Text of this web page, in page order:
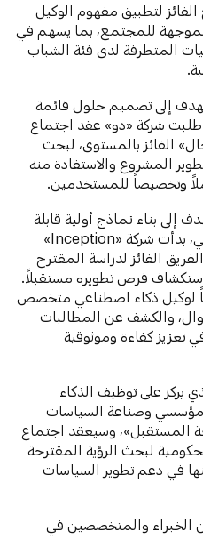
لتطبيق مفهوم الوكيل
للمجتمع، بما يسهم في
المتطرفة لدى فئة الشباب
إلى تصميم حلول قائمة
طلبت شركة «دو» عقد اجتماع
الفائز بالمستوى، لبحث
المشروع والاستفادة منه
وتخصيصاً للمستخدمين.
إلى بناء نماذج أولية قابلة
للتطبيق لوكلاء الذكاء الاصطناعي، بدأت شركة «Inception»
الفائز لدراسة المقترح
واستكشاف فرص تطويره مستقبلاً.
لوكيل ذكاء اصطناعي متخصص
والكشف عن المطالبات
تعزيز كفاءة وموثوقية
يركز على توظيف الذكاء
وصناعة السياسات
المستقبل»، وسيعقد اجتماع
لبحث الرؤية المقترحة
في دعم تطوير السياسات
الخبراء والمتخصصين في